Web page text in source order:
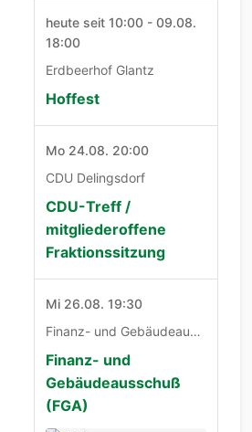
heute seit 10:00 - 09.08.
18:00
Erdbeerhof Glantz
Hoffest
Mo 24.08. 20:00
CDU Delingsdorf
CDU-Treff /
mitgliederoffene
Fraktionssitzung
Mi 26.08. 19:30
Finanz- und Gebäudeausschuß
Finanz- und
Gebäudeausschuß
(FGA)